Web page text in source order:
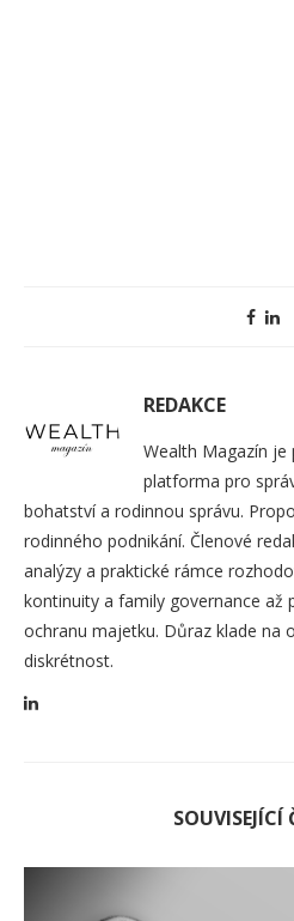
REDAKCE
Wealth Magazín
platforma pro
bohatství a rodinnou správu.
rodinného podnikání. Členové
analýzy a praktické rámce
kontinuity a family governance až
ochranu majetku. Důraz klade na
diskrétnost.
SOUVISEJÍCÍ